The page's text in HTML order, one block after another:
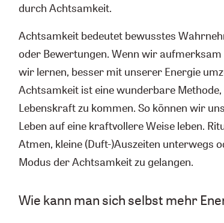
durch Achtsamkeit.
Achtsamkeit bedeutet bewusstes
oder Bewertungen. Wenn wir
wir lernen, besser mit unserer Energie
Achtsamkeit ist eine wunderbare
Lebenskraft zu kommen. So können wir
Leben auf eine kraftvollere Weise leben.
Atmen, kleine (Duft-)Auszeiten unterwegs
Modus der Achtsamkeit zu gelangen.
Wie kann man sich selbst mehr